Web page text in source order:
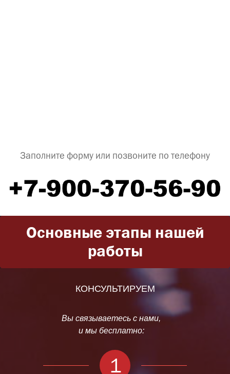
Заполните форму или позвоните по телефону
Основные этапы нашей
работы
КОНСУЛЬТИРУЕМ
Вы связываетесь с нами,
и мы бесплатно:
1